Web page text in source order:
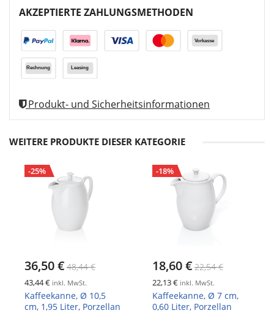
AKZEPTIERTE ZAHLUNGSMETHODEN
Produkt- und Sicherheitsinformationen
WEITERE PRODUKTE DIESER KATEGORIE
-25%
36,50 € 48,44 €
43,44 € inkl. MwSt.
Kaffeekanne, Ø 10,5
cm, 1,95 Liter, Porzellan
-18%
18,60 € 22,54 €
22,13 € inkl. MwSt.
Kaffeekanne, Ø 7 cm,
0,60 Liter, Porzellan